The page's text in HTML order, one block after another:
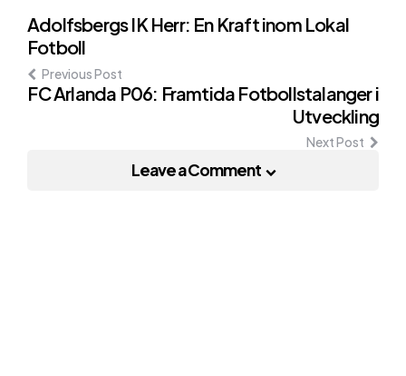
Post
navigation
Adolfsbergs IK Herr: En Kraft inom Lokal
Fotboll
Previous Post
FC Arlanda P06: Framtida Fotbollstalanger i
Utveckling
Next Post
Leave a Comment